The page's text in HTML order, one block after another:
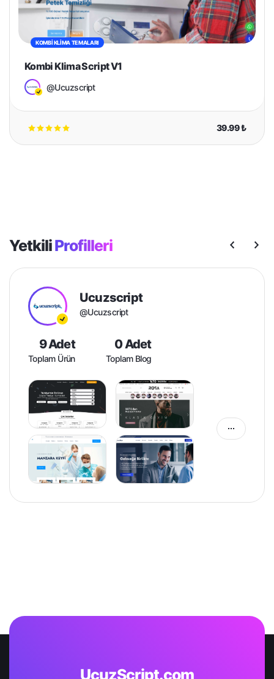
KOMBI KLIMA TEMALARI
Kombi Klima Script V1
@Ucuzscript
39.99 ₺
YetkiliProfilleri
Ucuzscript
@Ucuzscript
9 Adet
Toplam Ürün
0 Adet
Toplam Blog
UcuzScript.com